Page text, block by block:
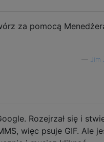
za pomocą
Jim
Rozejrzał się i
więc psuje GIF. Ale